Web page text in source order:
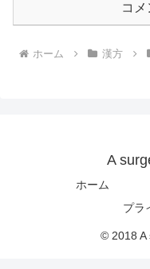
コ
ホーム 漢方
A
ホーム
プラ
© 2018 A